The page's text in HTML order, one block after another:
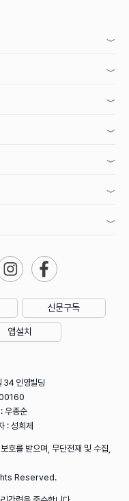
신문구독
앱설치
34 인영빌딩
우종순
: 성희제
호를 받으며, 무단전재 및 수집,
Reserved.